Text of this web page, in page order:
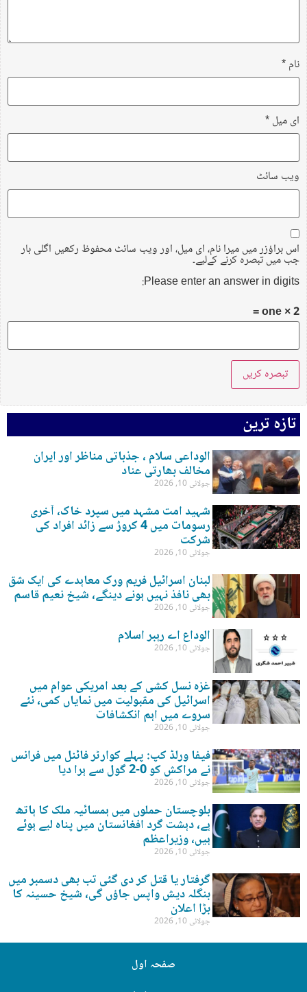
نام*
ای میل*
ویب‌ سائٹ
اس براؤزر میں میرا نام، ای میل، اور ویب سائٹ محفوظ رکھیں اگلی بار
جب میں تبصرہ کرنے کےلیے۔
Please enter an answer in digits:
2 × one =
تازہ ترین
الوداعی سلام ، جذباتی مناظر اور ایران
مخالف بھارتی عناد
جولائی 10, 2026
شہید امت مشہد میں سپرد خاک، آخری
رسومات میں 4 کروڑ سے زائد افراد کی
شرکت
جولائی 10, 2026
لبنان اسرائیل فریم ورک معاہدے کی ایک شق
بھی نافذ نہیں ہونے دینگے، شیخ نعیم قاسم
جولائی 10, 2026
الوداع اے رہبر اسلام
جولائی 10, 2026
غزہ نسل کشی کے بعد امریکی عوام میں
اسرائیل کی مقبولیت میں نمایاں کمی، نئے
سروے میں اہم انکشافات
جولائی 10, 2026
فیفا ورلڈ کپ: پہلے کوارٹر فائنل میں فرانس
نے مراکش کو 0-2 گول سے ہرا دیا
جولائی 10, 2026
بلوچستان حملوں میں ہمسائیہ ملک کا ہاتھ
ہے، دہشت گرد افغانستان میں پناہ لیے ہوئے
ہیں، وزیراعظم
جولائی 10, 2026
گرفتار یا قتل کر دی گئی تب بھی دسمبر میں
بنگلہ دیش واپس جاؤں گی، شیخ حسینہ کا
بڑا اعلان
جولائی 10, 2026
صفحہ اول